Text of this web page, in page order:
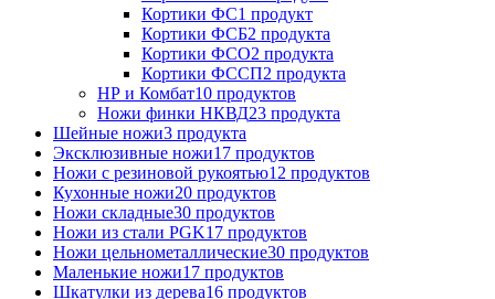
Кортики ФС1 продукт
Кортики ФСБ2 продукта
Кортики ФСО2 продукта
Кортики ФССП2 продукта
НР и Комбат10 продуктов
Ножи финки НКВД23 продукта
Шейные ножи3 продукта
Эксклюзивные ножи17 продуктов
Ножи с резиновой рукоятью12 продуктов
Кухонные ножи20 продуктов
Ножи складные30 продуктов
Ножи из стали PGK17 продуктов
Ножи цельнометаллические30 продуктов
Маленькие ножи17 продуктов
Шкатулки из дерева16 продуктов